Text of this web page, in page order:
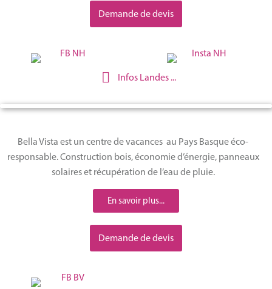
Demande de devis
Infos Landes ...
Bella Vista est un centre de vacances au Pays Basque éco-
responsable. Construction bois, économie d’énergie, panneaux
solaires et récupération de l’eau de pluie.
En savoir plus...
Demande de devis